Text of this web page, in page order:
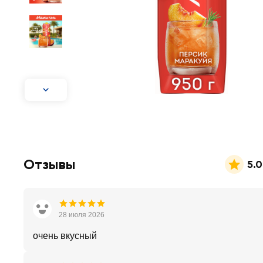
Отзывы 5.0
28 июля 2026
очень вкусный